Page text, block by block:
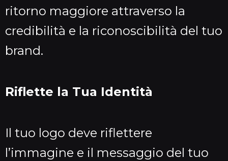
ritorno maggiore attraverso la
credibilità e la riconoscibilità del tuo
brand.
Riflette la Tua Identità
Il tuo logo deve riflettere
l’immagine e il messaggio del tuo